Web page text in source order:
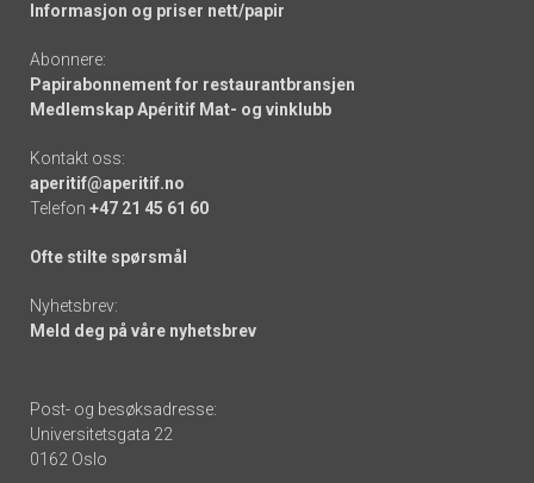
Informasjon og priser nett/papir
Abonnere:
Papirabonnement for restaurantbransjen
Medlemskap Apéritif Mat- og vinklubb
Kontakt oss:
aperitif@aperitif.no
Telefon +47 21 45 61 60
Ofte stilte spørsmål
Nyhetsbrev:
Meld deg på våre nyhetsbrev
Post- og besøksadresse:
Universitetsgata 22
0162 Oslo